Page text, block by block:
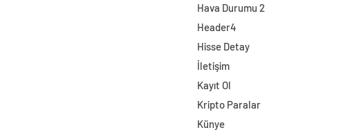
Hava Durumu 2
Header4
Hisse Detay
İletişim
Kayıt Ol
Kripto Paralar
Künye